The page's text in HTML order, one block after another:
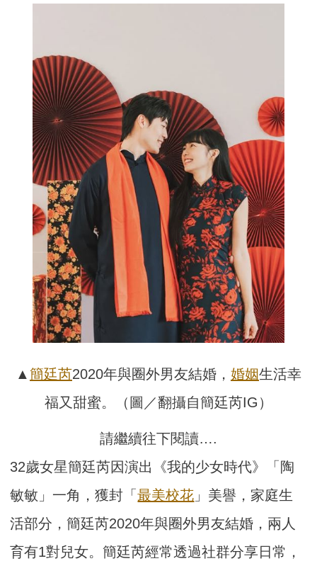
▲ 簡廷芮2020年與圈外男友結婚， 婚姻生活幸
福又甜蜜。（圖／翻攝自簡廷芮IG）
請繼續往下閱讀….
32歲女星簡廷芮因演出《我的少女時代》「陶
敏敏」一角，獲封「最美校花 」美譽，家庭生
活部分，簡廷芮2020年與圈外男友結婚，兩人
育有1對兒女。簡廷芮經常透過社群分享日常，